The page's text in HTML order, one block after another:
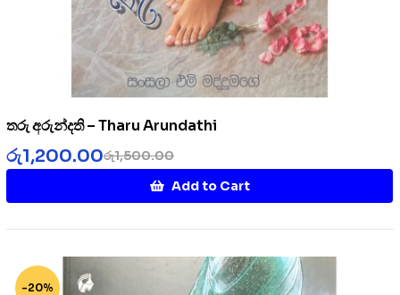
තරු අරුන්දති – Tharu Arundathi
රු1,500.00
රු1,200.00
Add to Cart
-20%